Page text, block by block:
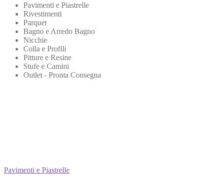
Pavimenti e Piastrelle
Rivestimenti
Parquet
Bagno e Arredo Bagno
Nicchie
Colla e Profili
Pitture e Resine
Stufe e Camini
Outlet - Pronta Consegna
Pavimenti e Piastrelle